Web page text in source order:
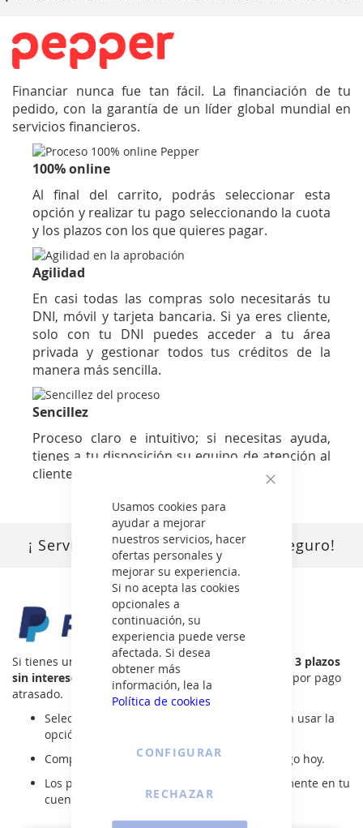
Usamos cookies para
ayudar a mejorar
nuestros servicios, hacer
ofertas personales y
mejorar su experiencia.
Si no acepta las cookies
opcionales a
continuación, su
experiencia puede verse
afectada. Si desea
obtener más
información, lea la
Política de cookies
CONFIGURAR
RECHAZAR
Financiar nunca fue tan fácil. La financiación de tu
pedido, con la garantía de un líder global mundial en
servicios financieros.
100% online
Al final del carrito, podrás seleccionar esta
opción y realizar tu pago seleccionando la cuota
y los plazos con los que quieres pagar.
Agilidad
En casi todas las compras solo necesitarás tu
DNI, móvil y tarjeta bancaria. Si ya eres cliente,
solo con tu DNI puedes acceder a tu área
privada y gestionar todos tus créditos de la
manera más sencilla.
Sencillez
Proceso claro e intuitivo; si necesitas ayuda,
tienes a tu disposición su equipo de atención al
cliente.
¡ Servicio de pagos en línea más seguro!
Si tienes una cuenta de PayPal, ya puedes pagar en 3 plazos
sin intereses
, sin comisiones de apertura ni cargos por pago
atrasado.
Selecciona
en el proceso de pago para usar la
opción
Completa tu compra realizando el primer pago hoy.
Los pagos restantes se cargarán automáticamente en tu
cuenta.